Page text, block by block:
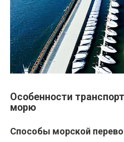
Особенности
морю
Способы морской